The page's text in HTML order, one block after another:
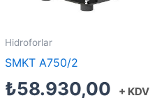
Hidroforlar
SMKT A750/2
₺58.930,00 + KDV